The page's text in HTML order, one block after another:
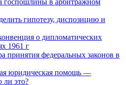
госпошлины в арбитражном
гипотезу, диспозицию и
о дипломатических
1961 г
принятия федеральных законов в
юридическая помощь —
ли это?